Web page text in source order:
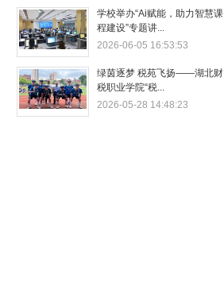
学校举办“Ai赋能，助力智慧课
程建设”专题讲...
2026-06-05 16:53:53
绿茵逐梦 税苑飞扬——湖北财
税职业学院“税...
2026-05-28 14:48:23